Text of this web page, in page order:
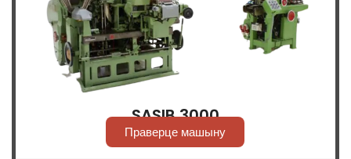
SASIB 3000
Праверце машыну